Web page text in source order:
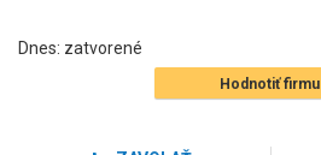
Dnes: zatvorené
Hodnotiť firmu